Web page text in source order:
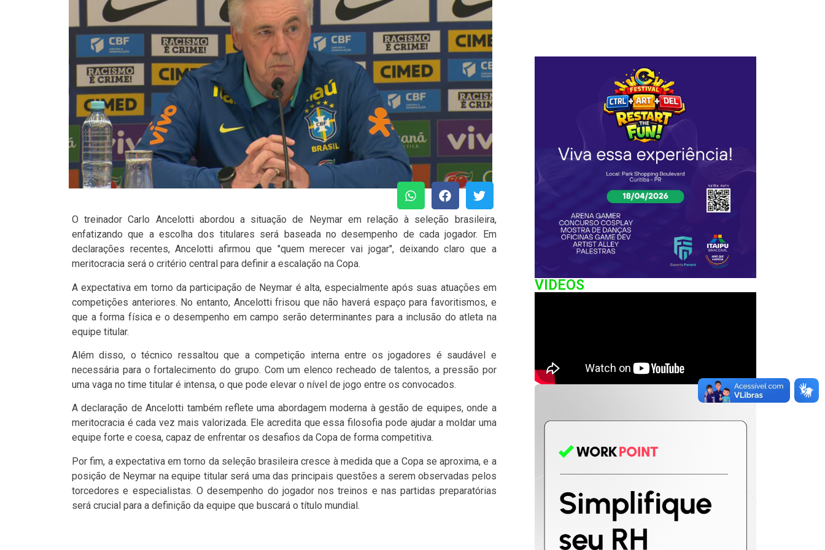
O treinador Carlo Ancelotti abordou a situação de Neymar em relação à seleção brasileira,
enfatizando que a escolha dos titulares será baseada no desempenho de cada jogador. Em
declarações recentes, Ancelotti afirmou que "quem merecer vai jogar", deixando claro que a
meritocracia será o critério central para definir a escalação na Copa.
A expectativa em torno da participação de Neymar é alta, especialmente após suas atuações em
competições anteriores. No entanto, Ancelotti frisou que não haverá espaço para favoritismos, e
que a forma física e o desempenho em campo serão determinantes para a inclusão do atleta na
equipe titular.
Além disso, o técnico ressaltou que a competição interna entre os jogadores é saudável e
necessária para o fortalecimento do grupo. Com um elenco recheado de talentos, a pressão por
uma vaga no time titular é intensa, o que pode elevar o nível de jogo entre os convocados.
A declaração de Ancelotti também reflete uma abordagem moderna à gestão de equipes, onde a
meritocracia é cada vez mais valorizada. Ele acredita que essa filosofia pode ajudar a moldar uma
equipe forte e coesa, capaz de enfrentar os desafios da Copa de forma competitiva.
Por fim, a expectativa em torno da seleção brasileira cresce à medida que a Copa se aproxima, e a
posição de Neymar na equipe titular será uma das principais questões a serem observadas pelos
torcedores e especialistas. O desempenho do jogador nos treinos e nas partidas preparatórias
será crucial para a definição da equipe que buscará o título mundial.
VIDEOS